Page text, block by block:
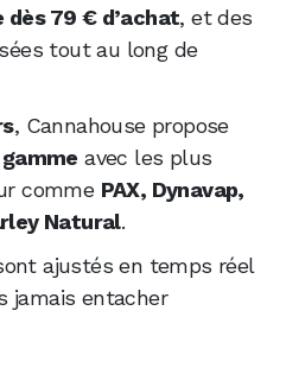
79 € d’achat, et des
tout au long de
, Cannahouse propose
avec les plus
comme PAX, Dynavap,
Natural.
ajustés en temps réel
jamais entacher